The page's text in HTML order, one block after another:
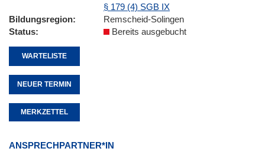
§ 179 (4) SGB IX
Bildungsregion
Remscheid-Solingen
Status
Bereits ausgebucht
WARTELISTE
NEUER TERMIN
MERKZETTEL
ANSPRECHPARTNER*IN